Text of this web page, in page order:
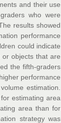
and their use
who were
results showed
performance
could indicate
objects that are
the fifth-graders
performance
estimation.
estimating area
area than for
strategy was